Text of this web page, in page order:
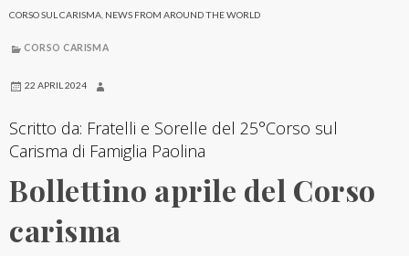
r
n
E
CORSO SUL CARISMA, NEWS FROM AROUND THE WORLD
CORSO CARISMA
22 APRIL 2024
Scritto da: Fratelli e Sorelle del 25°Corso sul
Carisma di Famiglia Paolina
Bollettino aprile del Corso
carisma